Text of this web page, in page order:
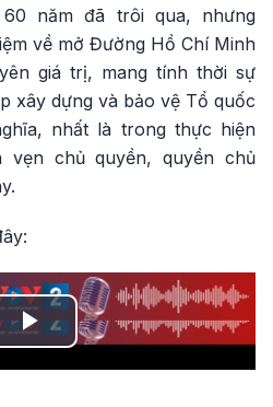
năm đã trôi qua, nhưng
về mở Đường Hồ Chí Minh
giá trị, mang tính thời sự
xây dựng và bảo vệ Tổ quốc
nhất là trong thực hiện
vẹn chủ quyền, quyền chủ
Play